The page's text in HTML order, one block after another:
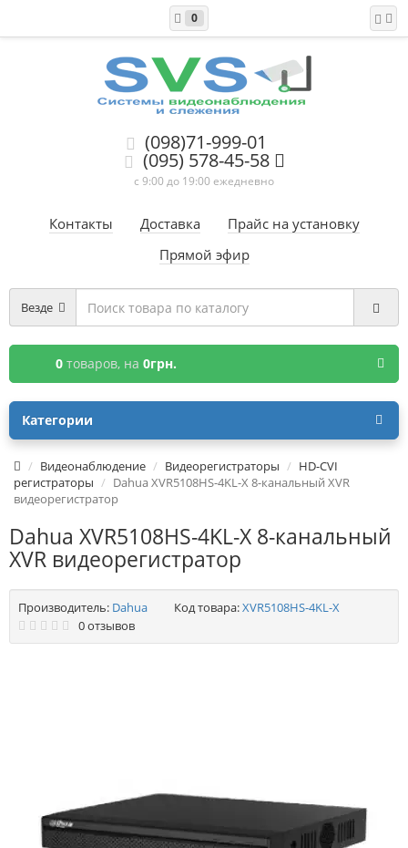
0
(098)71-999-01
(095) 578-45-58
с 9:00 до 19:00 ежедневно
Контакты Доставка
Прайс на установку
Прямой эфир
Везде
0 товаров, на 0грн.
Категории
Видеонаблюдение Видеорегистраторы
HD-CVI
регистраторы
Dahua XVR5108HS-4KL-X 8-канальный XVR
видеорегистратор
Dahua XVR5108HS-4KL-X 8-канальный
XVR видеорегистратор
Производитель: Dahua Код товара:XVR5108HS-4KL-X
0 отзывов